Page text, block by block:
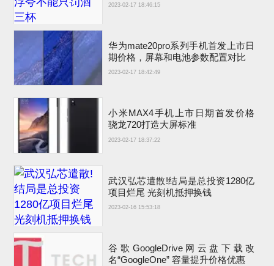
2023-02-17 18:46:15
华为mate20pro系列手机首发上市日
期价格，屏幕和电池参数配置对比
2023-02-17 18:42:49
小米MAX4手机上市日期首发价格
骁龙720打造大屏标准
2023-02-17 18:37:22
武汉弘芯遣散!结局是总投资1280亿
项目烂尾 光刻机抵押换钱
2023-02-16 15:53:18
谷歌GoogleDrive网云盘下载改
名“GoogleOne” 容量提升价格优惠